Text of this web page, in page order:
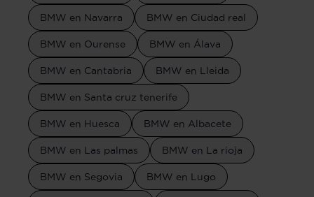
BMW en Navarra BMW en Ciudad real
BMW en Ourense BMW en Álava
BMW en Cantabria BMW en Lleida
BMW en Santa cruz tenerife
BMW en Huesca BMW en Albacete
BMW en Las palmas BMW en La rioja
BMW en Segovia BMW en Lugo